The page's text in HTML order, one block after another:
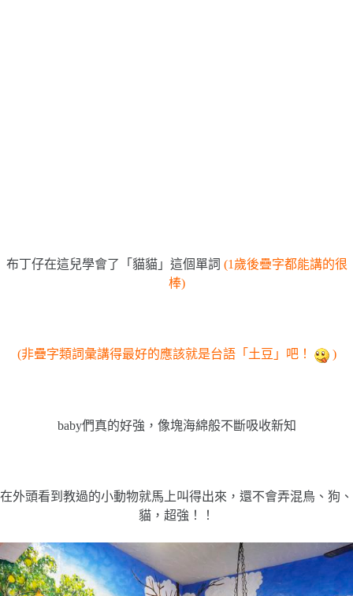
布丁仔在這兒學會了「貓貓」這個單詞 (1歲後疊字都能講的很
棒)
(非疊字類詞彙講得最好的應該就是台語「土豆」吧！ )
baby們真的好強，像塊海綿般不斷吸收新知
在外頭看到教過的小動物就馬上叫得出來，還不會弄混鳥、狗、
貓，超強！！